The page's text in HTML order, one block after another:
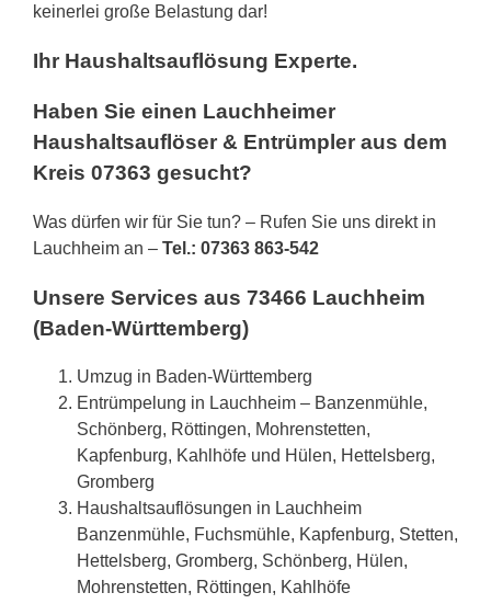
keinerlei große Belastung dar!
Ihr Haushaltsauflösung Experte.
Haben Sie einen Lauchheimer
Haushaltsauflöser & Entrümpler aus dem
Kreis 07363 gesucht?
Was dürfen wir für Sie tun? – Rufen Sie uns direkt in
Lauchheim an – Tel.: 07363 863-542
Unsere Services aus 73466 Lauchheim
(Baden-Württemberg)
Umzug in Baden-Württemberg
Entrümpelung in Lauchheim – Banzenmühle,
Schönberg, Röttingen, Mohrenstetten,
Kapfenburg, Kahlhöfe und Hülen, Hettelsberg,
Gromberg
Haushaltsauflösungen in Lauchheim
Banzenmühle, Fuchsmühle, Kapfenburg, Stetten,
Hettelsberg, Gromberg, Schönberg, Hülen,
Mohrenstetten, Röttingen, Kahlhöfe